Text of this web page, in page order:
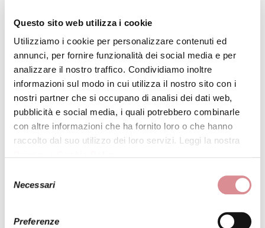
Questo sito web utilizza i cookie
Utilizziamo i cookie per personalizzare contenuti ed
annunci, per fornire funzionalità dei social media e per
analizzare il nostro traffico. Condividiamo inoltre
informazioni sul modo in cui utilizza il nostro sito con i
nostri partner che si occupano di analisi dei dati web,
pubblicità e social media, i quali potrebbero combinarle
con altre informazioni che ha fornito loro o che hanno
raccolto dal suo utilizzo dei loro servizi. Leggi la nostra
delNecessari
Preferenze
TUA AMICA
PRENOTA UNA PROVA
* Nominativo: